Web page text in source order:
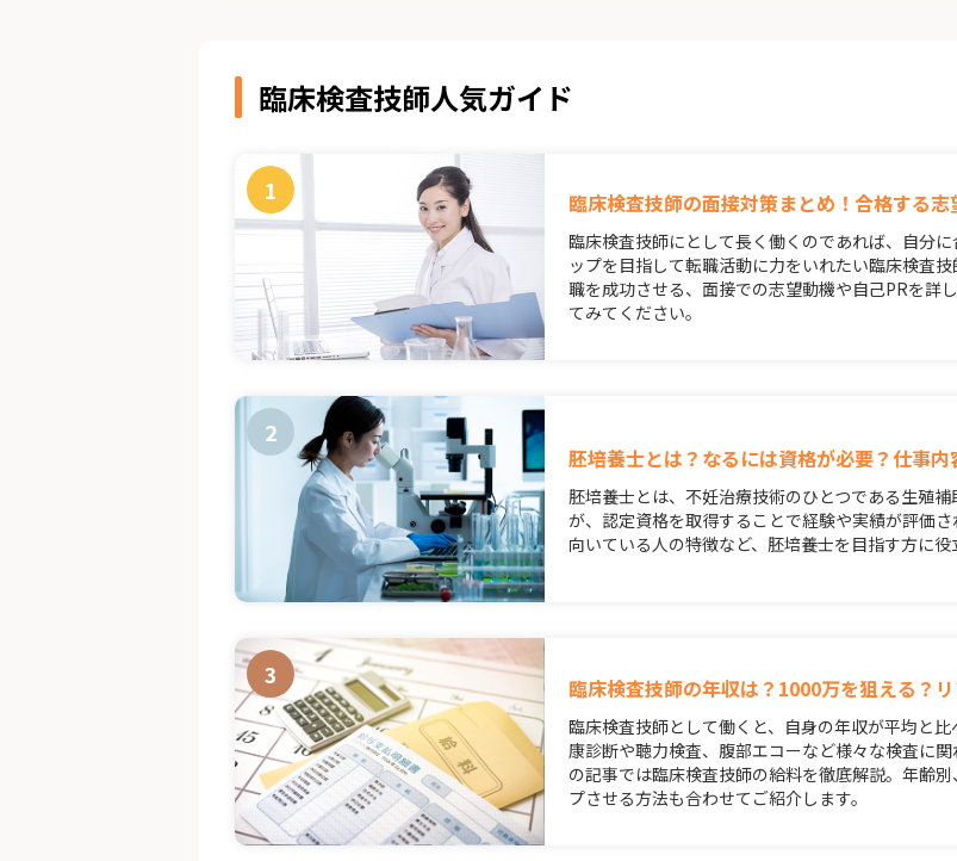
臨床検査技師人気ガイド
臨床検査技師の面接対策まとめ！合格する
臨床検査技師にとして長く働くのであれば、自分
ップを目指して転職活動に力をいれたい臨床検査
職を成功させる、面接での志望動機や自己PRを詳
てみてください。
胚培養士とは？なるには資格が必要？仕事
胚培養士とは、不妊治療技術のひとつである生殖
が、認定資格を取得することで経験や実績が評価
向いている人の特徴など、胚培養士を目指す方に役
臨床検査技師の年収は？1000万を狙える？
臨床検査技師として働くと、自身の年収が平均と
康診断や聴力検査、腹部エコーなど様々な検査に
の記事では臨床検査技師の給料を徹底解説。年齢
プさせる方法も合わせてご紹介します。